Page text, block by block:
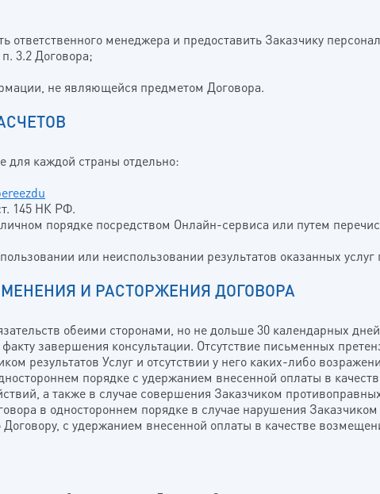
ответственного менеджера и предоставить Заказчику
3.2 Договора;
не являющейся предметом Договора.
для каждой страны отдельно:
145 НК РФ.
порядке посредством Онлайн-сервиса или путем
или неиспользовании результатов оказанных
И РАСТОРЖЕНИЯ ДОГОВОРА
обеими сторонами, но не дольше 30 календарных
завершения консультации. Отсутствие письменных
результатов Услуг и отсутствии у него каких-либо
порядке с удержанием внесенной оплаты в
а также в случае совершения Заказчиком
в одностороннем порядке в случае нарушения
с удержанием внесенной оплаты в качестве
ЗАЯВКА ПРИНЯТА